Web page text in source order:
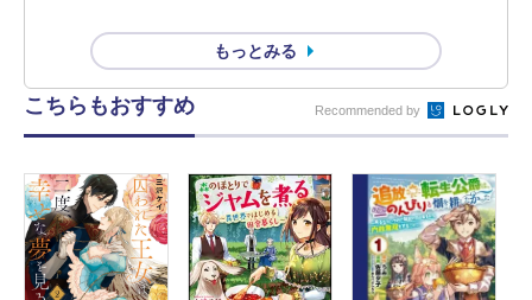
もっとみる
こちらもおすすめ Recommended by